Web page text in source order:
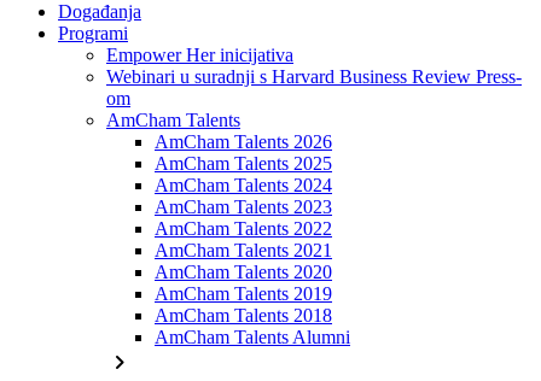
Događanja
Programi
Empower Her inicijativa
Webinari u suradnji s Harvard Business Review Press-
om
AmCham Talents
AmCham Talents 2026
AmCham Talents 2025
AmCham Talents 2024
AmCham Talents 2023
AmCham Talents 2022
AmCham Talents 2021
AmCham Talents 2020
AmCham Talents 2019
AmCham Talents 2018
AmCham Talents Alumni
chevron_right